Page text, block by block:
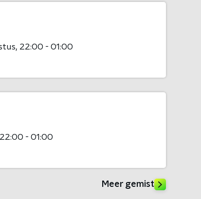
22:00 - 01:00
22:00 - 01:00
Meer gemist